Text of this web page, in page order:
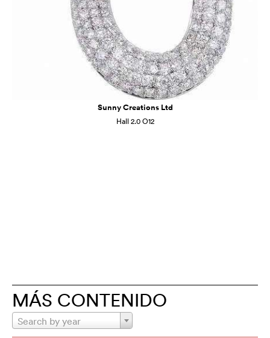
Sunny Creations Ltd
Hall 2.0 O12
MÁS CONTENIDO
Search by year